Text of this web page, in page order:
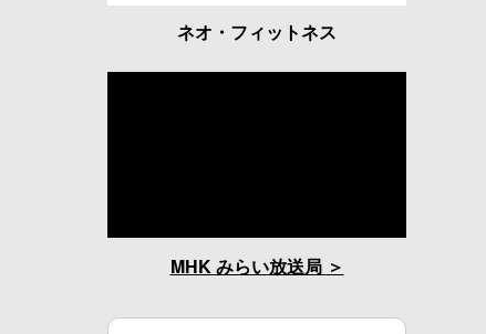
ネオ・フィットネス
MHK みらい放送局